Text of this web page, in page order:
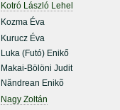
Kotró László Lehel
Kozma Éva
Kurucz Éva
Luka (Futó) Enikő
Makai-Bölöni Judit
Năndrean Enikõ
Nagy Zoltán